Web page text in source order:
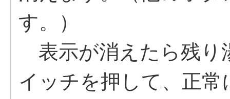
す。）
表示が消えたら残り
イッチを押して、正